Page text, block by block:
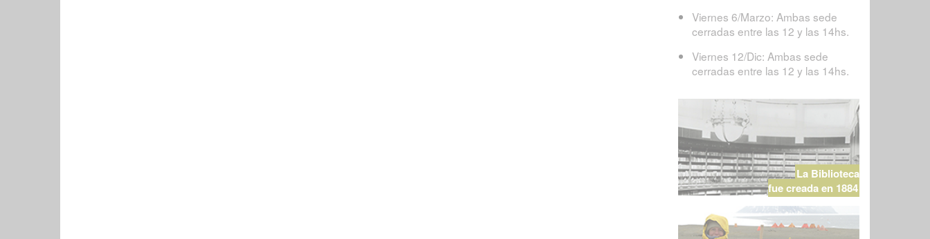
Viernes 6/Marzo: Ambas sede
cerradas entre las 12 y las 14hs.
Viernes 12/Dic: Ambas sede
cerradas entre las 12 y las 14hs.
La Biblioteca
fue creada en 1884